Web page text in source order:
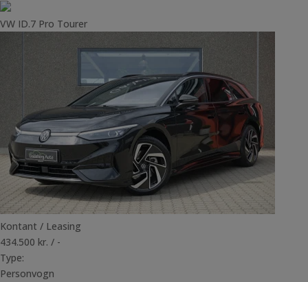
VW ID.7 Pro Tourer
Kontant / Leasing
434.500 kr. / -
Type:
Personvogn